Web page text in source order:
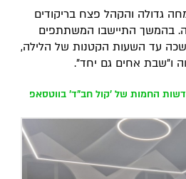
גדולה והקהל פצח בריקודים
בהמשך התיישבו המשתתפים
עד השעות הקטנות של הלילה,
ו"שבת אחים גם יחד".
החמות של 'קול חב"ד' בווטסאפ